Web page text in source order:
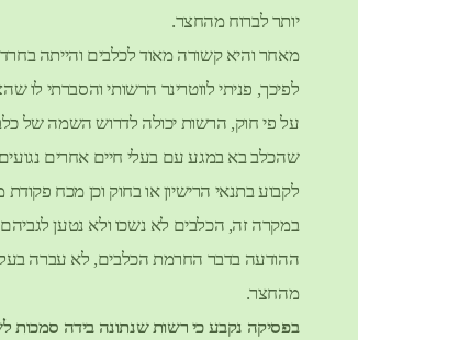
יותר לברוח מהחצר.
מאחר והיא קשורה מאוד לכלבים והייתה
לפיכך, פניתי לווטרינר הרשותי והסברתי לו
על פי חוק, הרשות יכולה לדרוש השמה של
שהכלב בא במגע עם בעלי חיים אחרים
לקבוע בתנאי הרישיון או בחוק וכן מכח
במקרה זה, הכלבים לא נשכו ולא נטען
ההודעה בדבר החרמת הכלבים, לא עברה בעלת
מהחצר.
בפסיקה נקבע כי רשות שנתונה בידה סמכות